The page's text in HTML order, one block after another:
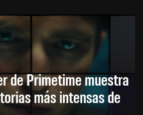
de Primetime muestra
más intensas de